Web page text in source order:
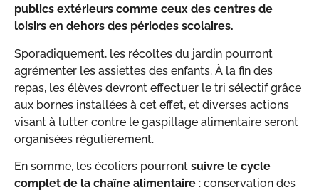
publics extérieurs comme ceux des centres de
loisirs en dehors des périodes scolaires.
Sporadiquement, les récoltes du jardin pourront
agrémenter les assiettes des enfants. À la fin des
repas, les élèves devront effectuer le tri sélectif grâce
aux bornes installées à cet effet, et diverses actions
visant à lutter contre le gaspillage alimentaire seront
organisées régulièrement.
En somme, les écoliers pourront suivre le cycle
complet de la chaîne alimentaire : conservation des